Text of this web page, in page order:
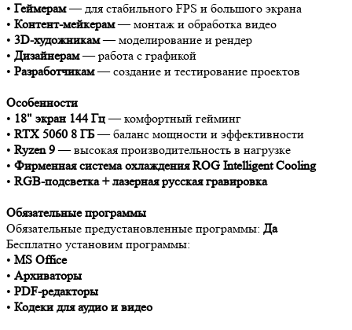
• Геймерам— для стабильного FPS и большого экрана
• Контент-мейкерам— монтаж и обработка видео
• 3D-художникам— моделирование и рендер
• Дизайнерам— работа с графикой
• Разработчикам— создание и тестирование проектов
Особенности
• 18" экран 144 Гц— комфортный гейминг
• RTX 5060 8 ГБ— баланс мощности и эффективности
• Ryzen 9— высокая производительность в нагрузке
• Фирменная система охлаждения ROG Intelligent Cooling
• RGB-подсветка + лазерная русская гравировка
Обязательные программы
Обязательные предустановленные программы: Да
Бесплатно установим программы:
• MS Office
• Архиваторы
• PDF-редакторы
• Кодеки для аудио и видео